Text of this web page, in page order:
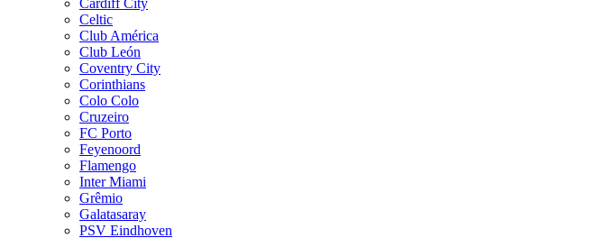
Cardiff City
Celtic
Club América
Club León
Coventry City
Corinthians
Colo Colo
Cruzeiro
FC Porto
Feyenoord
Flamengo
Inter Miami
Grêmio
Galatasaray
PSV Eindhoven